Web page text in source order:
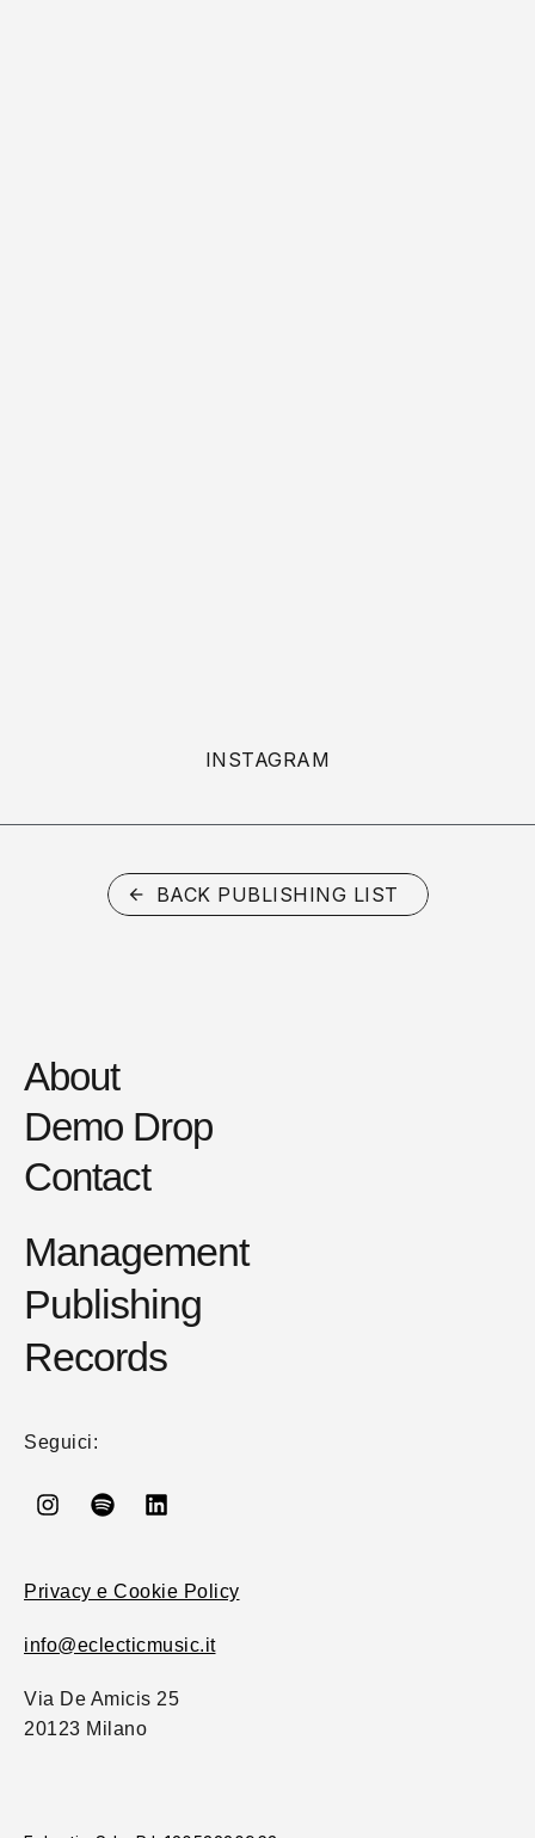
INSTAGRAM
BACK PUBLISHING LIST
About
Demo Drop
Contact
Management
Publishing
Records
Seguici:
Privacy e Cookie Policy
info@eclecticmusic.it
Via De Amicis 25
20123 Milano